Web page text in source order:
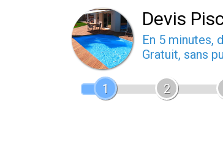
Devis
En 5 minutes,
Gratuit, sans
1 2